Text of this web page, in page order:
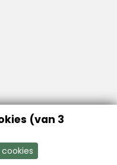
Finance
(van 3